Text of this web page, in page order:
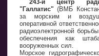
243-й центр
"Галлатис" (ВМБ
за морским и
оперативной
радиоэлектронной
обеспечения как
вооруженных сил.
Морское